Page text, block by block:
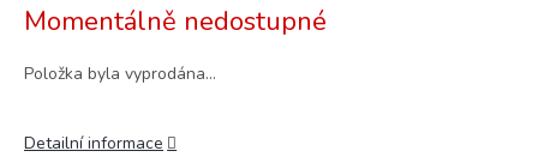
Momentálně nedostupné
Položka byla vyprodána…
Detailní informace